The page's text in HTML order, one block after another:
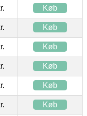
Køb
Køb
Køb
Køb
Køb
Køb